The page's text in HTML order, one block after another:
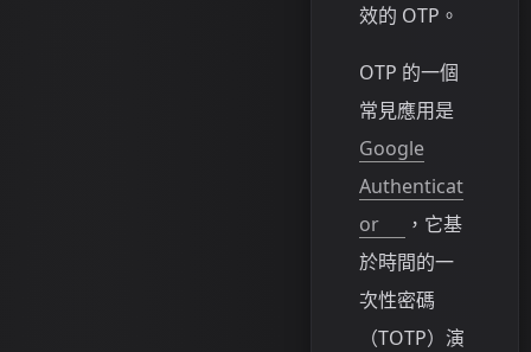
效的 OTP。
OTP 的一個
常見應用是
Google
Authenticat
or
，它基
於時間的一
次性密碼
（TOTP）演